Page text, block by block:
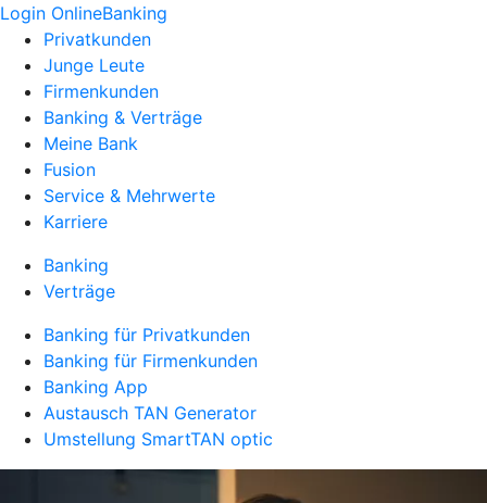
Login OnlineBanking
Privatkunden
Junge Leute
Firmenkunden
Banking & Verträge
Meine Bank
Fusion
Service & Mehrwerte
Karriere
Banking
Verträge
Banking für Privatkunden
Banking für Firmenkunden
Banking App
Austausch TAN Generator
Umstellung SmartTAN optic